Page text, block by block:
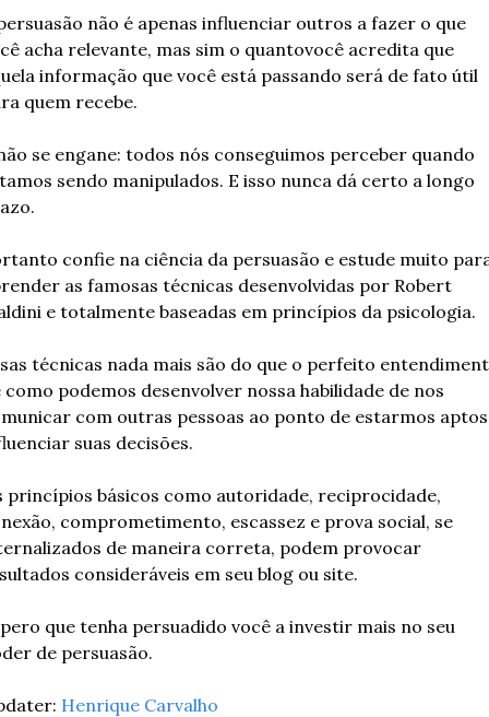
não é apenas influenciar outros a fazer o que
acha relevante, mas sim o quantovocê acredita que
informação que você está passando será de fato útil
quem recebe.
se engane: todos nós conseguimos perceber quando
sendo manipulados. E isso nunca dá certo a longo
confie na ciência da persuasão e estude muito
as famosas técnicas desenvolvidas por Robert
e totalmente baseadas em princípios da psicologia.
técnicas nada mais são do que o perfeito
como podemos desenvolver nossa habilidade de nos
com outras pessoas ao ponto de estarmos
suas decisões.
princípios básicos como autoridade, reciprocidade,
comprometimento, escassez e prova social, se
de maneira correta, podem provocar
consideráveis em seu blog ou site.
que tenha persuadido você a investir mais no seu
de persuasão.
Henrique Carvalho